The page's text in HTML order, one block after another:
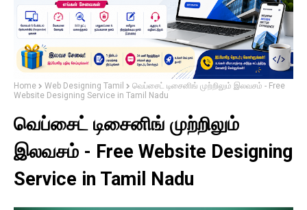
Home Web Designing Tamil
வெப்சைட் டிசைனிங் முற்றிலும் இலவசம் - Free
Website Designing Service in Tamil Nadu
வெப்சைட் டிசைனிங் முற்றிலும்
இலவசம் - Free Website Designing
Service in Tamil Nadu